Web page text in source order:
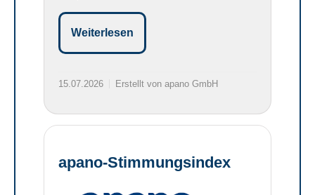
Weiterlesen
15.07.2026 Erstellt von apano GmbH
apano-Stimmungsindex